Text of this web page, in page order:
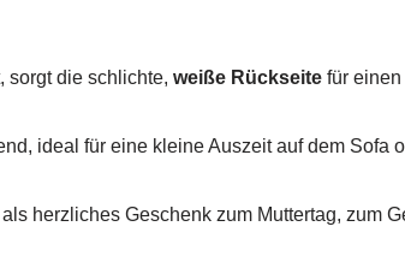
sorgt die schlichte, weiße Rückseite für
ideal für eine kleine Auszeit auf dem Sofa
herzliches Geschenk zum Muttertag, zum